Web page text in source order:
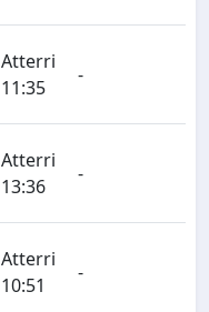
Atterri
11:35
-
Atterri
13:36
-
Atterri
10:51
-